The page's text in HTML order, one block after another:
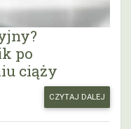
po
ciąży
CZYTAJ DALEJ